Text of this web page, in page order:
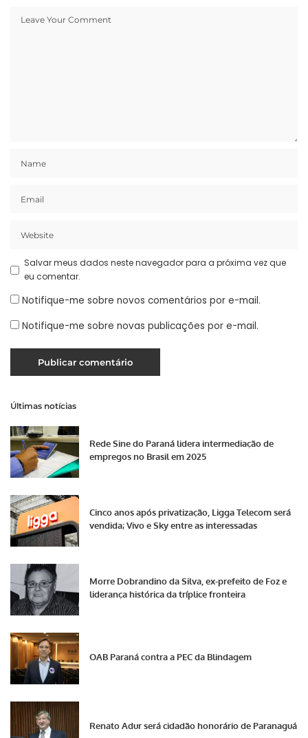
Salvar meus dados neste navegador para a próxima vez que
eu comentar.
Notifique-me sobre novos comentários por e-mail.
Notifique-me sobre novas publicações por e-mail.
Últimas notícias
Rede Sine do Paraná lidera intermediação de
empregos no Brasil em 2025
Cinco anos após privatização, Ligga Telecom será
vendida; Vivo e Sky entre as interessadas
Morre Dobrandino da Silva, ex-prefeito de Foz e
liderança histórica da tríplice fronteira
OAB Paraná contra a PEC da Blindagem
Renato Adur será cidadão honorário de Paranaguá